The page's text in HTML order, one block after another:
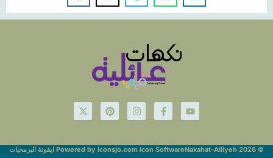
© Nakahat-Ailiyeh 2026 Powered by iconsjo.com Icon Software ايقونة البرمجيات